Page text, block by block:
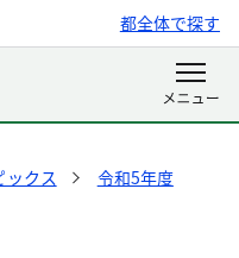
都全体で探す
ックス
令和5年度